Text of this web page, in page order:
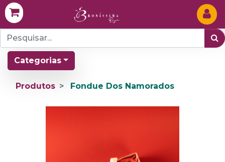
Categorias
Produtos Fondue Dos Namorados